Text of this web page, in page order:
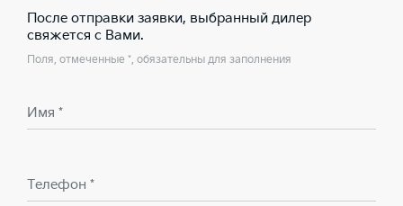
После отправки заявки, выбранный дилер
свяжется с Вами.
Поля, отмеченные *, обязательны для заполнения
Имя *
Телефон *